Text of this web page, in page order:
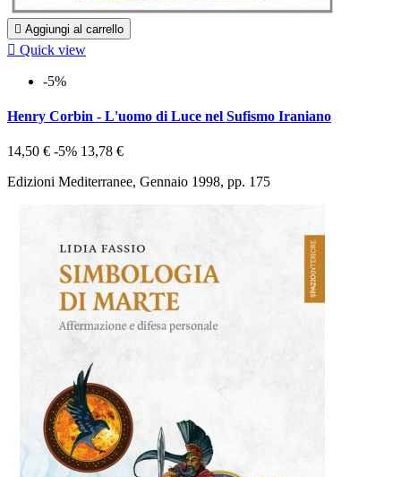
 Aggiungi al carrello
 Quick view
-5%
Henry Corbin - L'uomo di Luce nel Sufismo Iraniano
14,50 € -5% 13,78 €
Edizioni Mediterranee, Gennaio 1998, pp. 175